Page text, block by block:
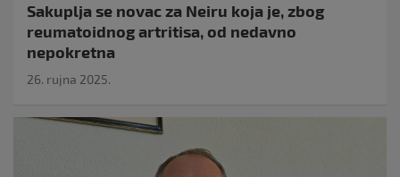
Sakuplja se novac za Neiru koja je, zbog
reumatoidnog artritisa, od nedavno
nepokretna
26. rujna 2025.